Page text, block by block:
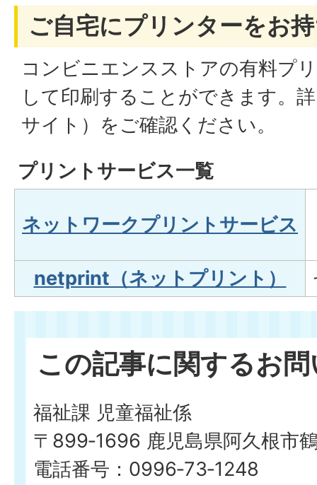
ご自宅にプリンターをお
コンビニエンスストアの有料プ
して印刷することができます。
サイト）をご確認ください。
プリントサービス一覧
ネットワークプリントサービス
netprint（ネットプリント）
この記事に関するお
福祉課 児童福祉係
〒899‐1696 鹿児島県阿久根市
電話番号：0996‐73‐1248